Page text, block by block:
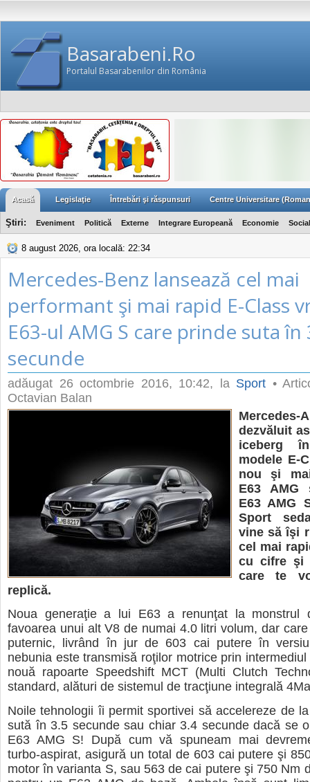
Basarabeni.Ro
Portalul Basarabenilor din România
Acasă Legislaţie Întrebări şi răspunsuri Centre Universitare
Ştiri: Eveniment Politică Externe Integrare Europeană Economie Social
8 august 2026, ora locală: 22:34
Mercedes-Benz lansează cel mai
performant şi mai rapid E-Class
E63-ul AMG S care prinde suta în
secunde
adăugat 26 octombrie 2016, 10:42, la Sport •
Octavian Balan
dezvăluit
iceberg
modele E-
nou şi
E63 AMG
E63 AMG
Sport
vine să îşi
cel mai
cu cifre şi
care te
replică.
Noua generaţie a lui E63 a renunţat la
favoarea unui alt V8 de numai 4.0 litri volum, dar
puternic, livrând în jur de 603 cai putere în
nebunia este transmisă roţilor motrice prin
nouă rapoarte Speedshift MCT (Multi Clutch
standard, alături de sistemul de tracţiune integrală
Noile tehnologii îi permit sportivei să accelereze de
sută în 3.5 secunde sau chiar 3.4 secunde dacă se
E63 AMG S! După cum vă spuneam mai
turbo-aspirat, asigură un total de 603 cai putere şi
motor în varianta S, sau 563 de cai putere şi 750 Nm